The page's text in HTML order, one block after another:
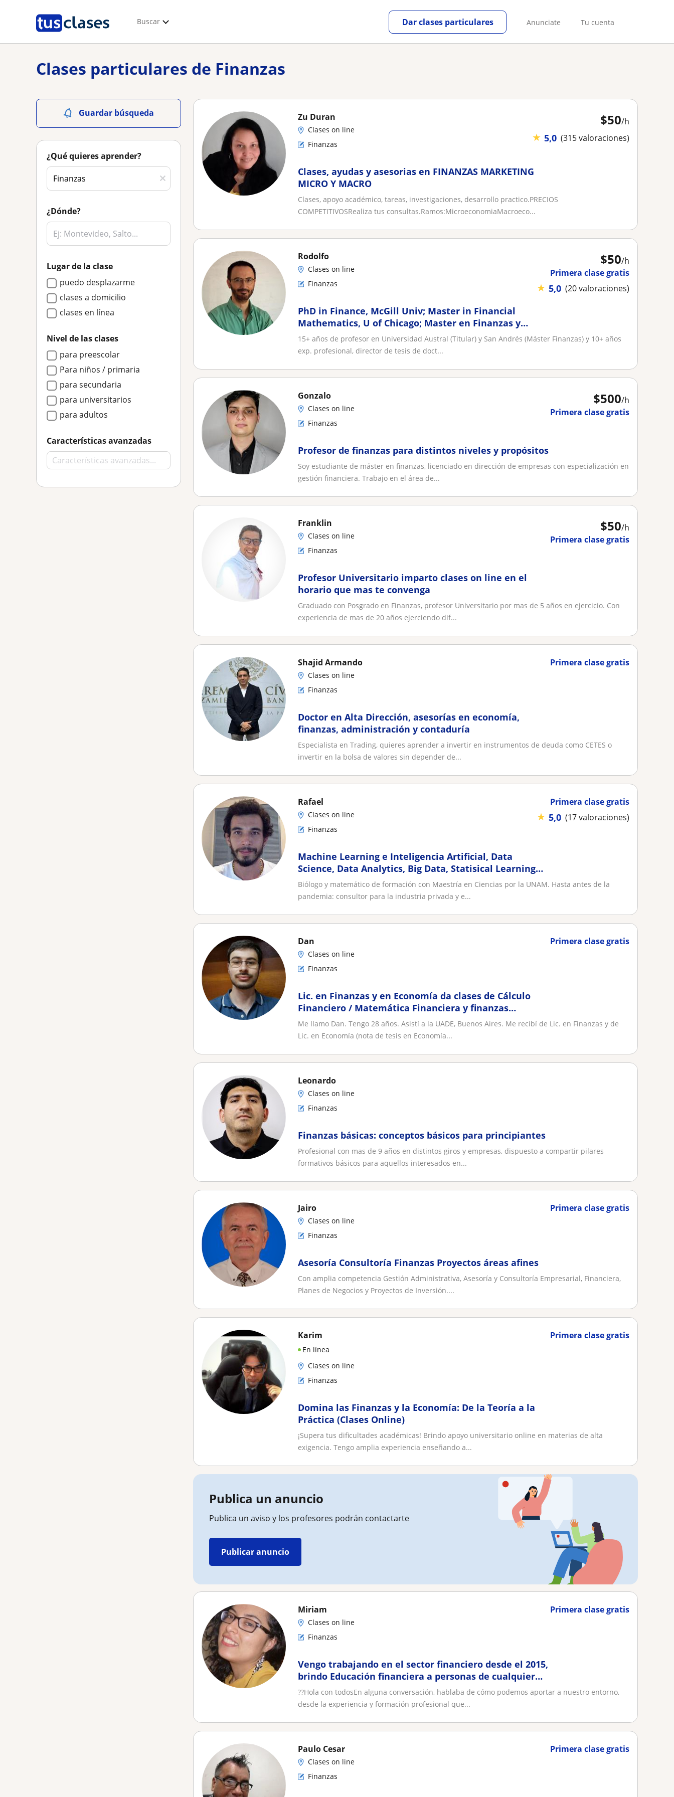
Buscar Anunciate Tu cuenta
Dar clases particulares
Clases particulares de Finanzas
Guardar búsqueda
¿Qué quieres aprender?
¿Dónde?
Lugar de la clase
puedo desplazarme
clases a domicilio
clases en línea
Nivel de las clases
para preescolar
Para niños / primaria
para secundaria
para universitarios
para adultos
Características avanzadas
$50/h
★ 5,0 (315 valoraciones)
Zu Duran
Clases on line
Finanzas
Clases, ayudas y asesorias en FINANZAS MARKETING
MICRO Y MACRO
Clases, apoyo académico, tareas, investigaciones, desarrollo practico.PRECIOS
COMPETITIVOSRealiza tus consultas.Ramos:MicroeconomiaMacroeco...
$50/h
Primera clase gratis
★ 5,0 (20 valoraciones)
Rodolfo
Clases on line
Finanzas
PhD in Finance, McGill Univ; Master in Financial
Mathematics, U of Chicago; Master en Finanzas y
Contador enseña finanzas
15+ años de profesor en Universidad Austral (Titular) y San Andrés (Máster Finanzas) y 10+ años
exp. profesional, director de tesis de doct...
$500/h
Primera clase gratis
Gonzalo
Clases on line
Finanzas
Profesor de finanzas para distintos niveles y propósitos
Soy estudiante de máster en finanzas, licenciado en dirección de empresas con especialización en
gestión financiera. Trabajo en el área de...
$50/h
Primera clase gratis
Franklin
Clases on line
Finanzas
Profesor Universitario imparto clases on line en el
horario que mas te convenga
Graduado con Posgrado en Finanzas, profesor Universitario por mas de 5 años en ejercicio. Con
experiencia de mas de 20 años ejerciendo dif...
Primera clase gratis
Shajid Armando
Clases on line
Finanzas
Doctor en Alta Dirección, asesorías en economía,
finanzas, administración y contaduría
Especialista en Trading, quieres aprender a invertir en instrumentos de deuda como CETES o
invertir en la bolsa de valores sin depender de...
Primera clase gratis
★ 5,0 (17 valoraciones)
Rafael
Clases on line
Finanzas
Machine Learning e Inteligencia Artificial, Data
Science, Data Analytics, Big Data, Statisical Learning
and Mathematics
Biólogo y matemático de formación con Maestría en Ciencias por la UNAM. Hasta antes de la
pandemia: consultor para la industria privada y e...
Primera clase gratis
Dan
Clases on line
Finanzas
Lic. en Finanzas y en Economía da clases de Cálculo
Financiero / Matemática Financiera y finanzas
corporativas
Me llamo Dan. Tengo 28 años. Asistí a la UADE, Buenos Aires. Me recibí de Lic. en Finanzas y de
Lic. en Economía (nota de tesis en Economía...
Leonardo
Clases on line
Finanzas
Finanzas básicas: conceptos básicos para principiantes
Profesional con mas de 9 años en distintos giros y empresas, dispuesto a compartir pilares
formativos básicos para aquellos interesados en...
Primera clase gratis
Jairo
Clases on line
Finanzas
Asesoría Consultoría Finanzas Proyectos áreas afines
Con amplia competencia Gestión Administrativa, Asesoría y Consultoría Empresarial, Financiera,
Planes de Negocios y Proyectos de Inversión....
Primera clase gratis
Karim
En línea
Clases on line
Finanzas
Domina las Finanzas y la Economía: De la Teoría a la
Práctica (Clases Online)
¡Supera tus dificultades académicas! Brindo apoyo universitario online en materias de alta
exigencia. Tengo amplia experiencia enseñando a...
Publica un anuncio
Publica un aviso y los profesores podrán contactarte
Publicar anuncio
Primera clase gratis
Miriam
Clases on line
Finanzas
Vengo trabajando en el sector financiero desde el 2015,
brindo Educación financiera a personas de cualquier
edad
??Hola con todosEn alguna conversación, hablaba de cómo podemos aportar a nuestro entorno,
desde la experiencia y formación profesional que...
Primera clase gratis
Paulo Cesar
Clases on line
Finanzas